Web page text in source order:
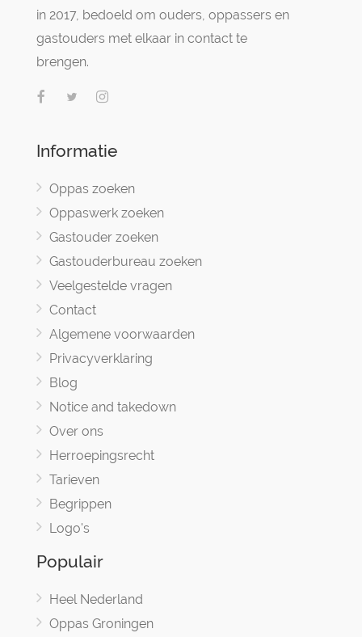
in 2017, bedoeld om ouders, oppassers en
gastouders met elkaar in contact te
brengen.
Informatie
Oppas zoeken
Oppaswerk zoeken
Gastouder zoeken
Gastouderbureau zoeken
Veelgestelde vragen
Contact
Algemene voorwaarden
Privacyverklaring
Blog
Notice and takedown
Over ons
Herroepingsrecht
Tarieven
Begrippen
Logo's
Populair
Heel Nederland
Oppas Groningen